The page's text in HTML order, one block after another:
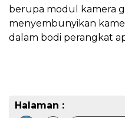
berupa modul kamera
menyembunyikan
dalam bodi perangkat
Halaman :